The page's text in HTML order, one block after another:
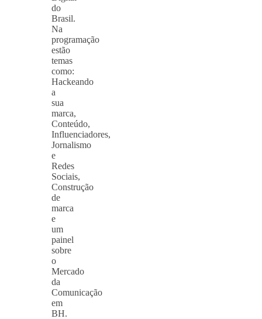
do
Brasil.
Na
programação
estão
temas
como:
Hackeando
a
sua
marca,
Conteúdo,
Influenciadores,
Jornalismo
e
Redes
Sociais,
Construção
de
marca
e
um
painel
sobre
o
Mercado
da
Comunicação
em
BH.